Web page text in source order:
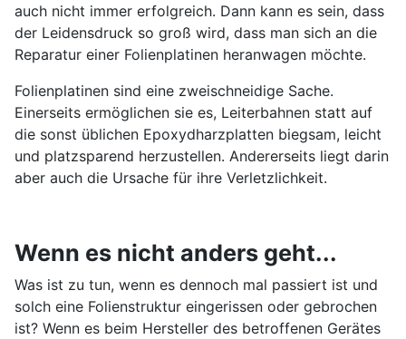
auch nicht immer erfolgreich. Dann kann es sein, dass
der Leidensdruck so groß wird, dass man sich an die
Reparatur einer Folienplatinen heranwagen möchte.
Folienplatinen sind eine zweischneidige Sache.
Einerseits ermöglichen sie es, Leiterbahnen statt auf
die sonst üblichen Epoxydharzplatten biegsam, leicht
und platzsparend herzustellen. Andererseits liegt darin
aber auch die Ursache für ihre Verletzlichkeit.
Wenn es nicht anders geht...
Was ist zu tun, wenn es dennoch mal passiert ist und
solch eine Folienstruktur eingerissen oder gebrochen
ist? Wenn es beim Hersteller des betroffenen Gerätes